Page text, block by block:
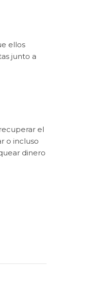
ellos
junto a
el
o incluso
dinero